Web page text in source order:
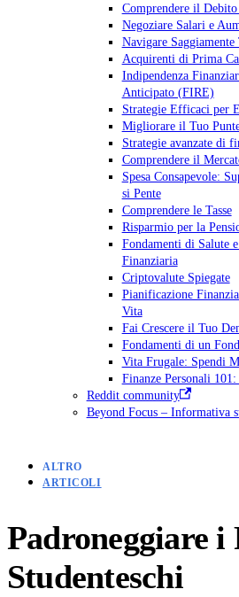
Comprendere il
Negoziare Salari e
Navigare
Acquirenti di Prima
Indipendenza
Anticipato (FIRE)
Strategie Efficaci per
Migliorare il Tuo
Strategie avanzate di
Comprendere il
Spesa Consapevole:
si Pente
Comprendere le Tasse
Risparmio per la
Fondamenti di Salute
Finanziaria
Criptovalute Spiegate
Pianificazione
Vita
Fai Crescere il Tuo
Fondamenti di un
Vita Frugale: Spendi
Finanze Personali
Reddit community
Beyond Focus – Informativa
ALTRO
ARTICOLI
Padroneggiare i
Studenteschi